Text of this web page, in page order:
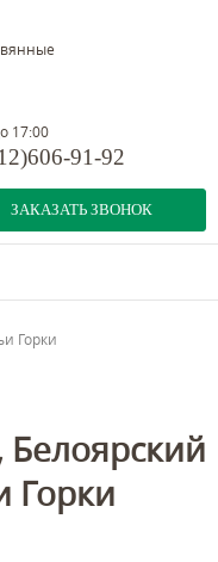
17:00
91-92
ЗАКАЗАТЬ ЗВОНОК
Горки
Горки